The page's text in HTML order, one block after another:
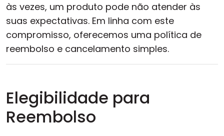
às vezes, um produto pode não atender às
suas expectativas. Em linha com este
compromisso, oferecemos uma política de
reembolso e cancelamento simples.
Elegibilidade para
Reembolso
Suporte a Active Directory
Configuração MSI